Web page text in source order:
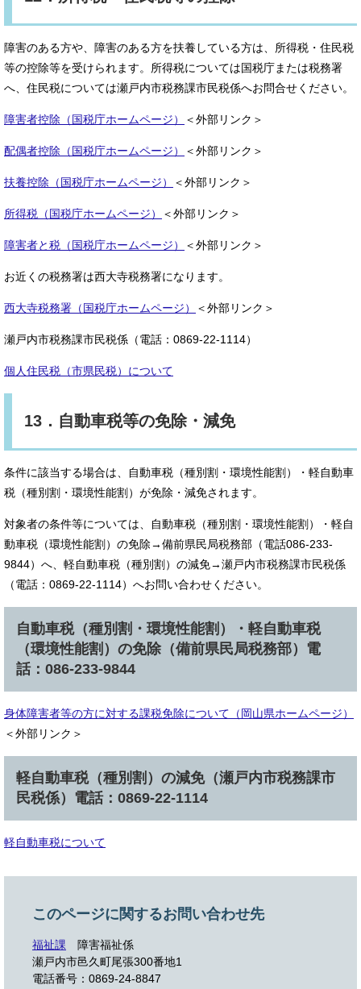
障害のある方や、障害のある方を扶養している方は、所得税・住民税
等の控除等を受けられます。所得税については国税庁または税務署
へ、住民税については瀬戸内市税務課市民税係へお問合せください。
障害者控除（国税庁ホームページ） ＜外部リンク＞
配偶者控除（国税庁ホームページ） ＜外部リンク＞
扶養控除（国税庁ホームページ） ＜外部リンク＞
所得税（国税庁ホームページ） ＜外部リンク＞
障害者と税（国税庁ホームページ） ＜外部リンク＞
お近くの税務署は西大寺税務署になります。
西大寺税務署（国税庁ホームページ） ＜外部リンク＞
瀬戸内市税務課市民税係（電話：0869-22-1114）
個人住民税（市県民税）について
13．自動車税等の免除・減免
条件に該当する場合は、自動車税（種別割・環境性能割）・軽自動車
税（種別割・環境性能割）が免除・減免されます。
対象者の条件等については、自動車税（種別割・環境性能割）・軽自
動車税（環境性能割）の免除→備前県民局税務部（電話086-233-
9844）へ、軽自動車税（種別割）の減免→瀬戸内市税務課市民税係
（電話：0869-22-1114）へお問い合わせください。
自動車税（種別割・環境性能割）・軽自動車税
（環境性能割）の免除（備前県民局税務部）電
話：086-233-9844
身体障害者等の方に対する課税免除について（岡山県ホームページ）
＜外部リンク＞
軽自動車税（種別割）の減免（瀬戸内市税務課市
民税係）電話：0869-22-1114
軽自動車税について
このページに関するお問い合わせ先
福祉課
障害福祉係
瀬戸内市邑久町尾張300番地1
電話番号：0869-24-8847